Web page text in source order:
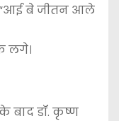
“आई बे जीतन आले
लगे।
के बाद डॉ. कृष्ण